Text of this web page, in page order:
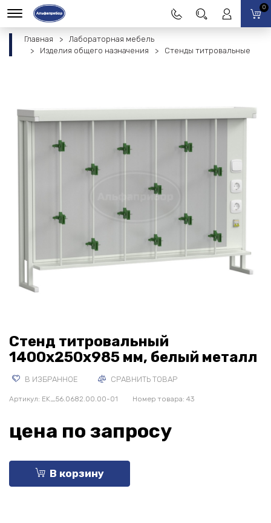
0
Главная
Лабораторная мебель
Изделия общего назначения
Стенды титровальные
Стенд титровальный
1400х250х985 мм, белый металл
В ИЗБРАННОЕ СРАВНИТЬ ТОВАР
Артикул: EK_56.0682.00.00-01 Номер товара: 43
цена по запросу
В корзину